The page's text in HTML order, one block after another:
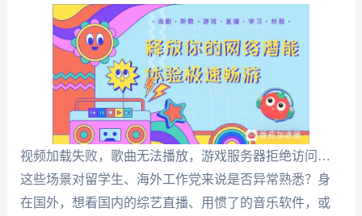
视频加载失败，歌曲无法播放，游戏服务器拒绝访问…
这些场景对留学生、海外工作党来说是否异常熟悉？身
在国外，想看国内的综艺直播、用惯了的音乐软件，或